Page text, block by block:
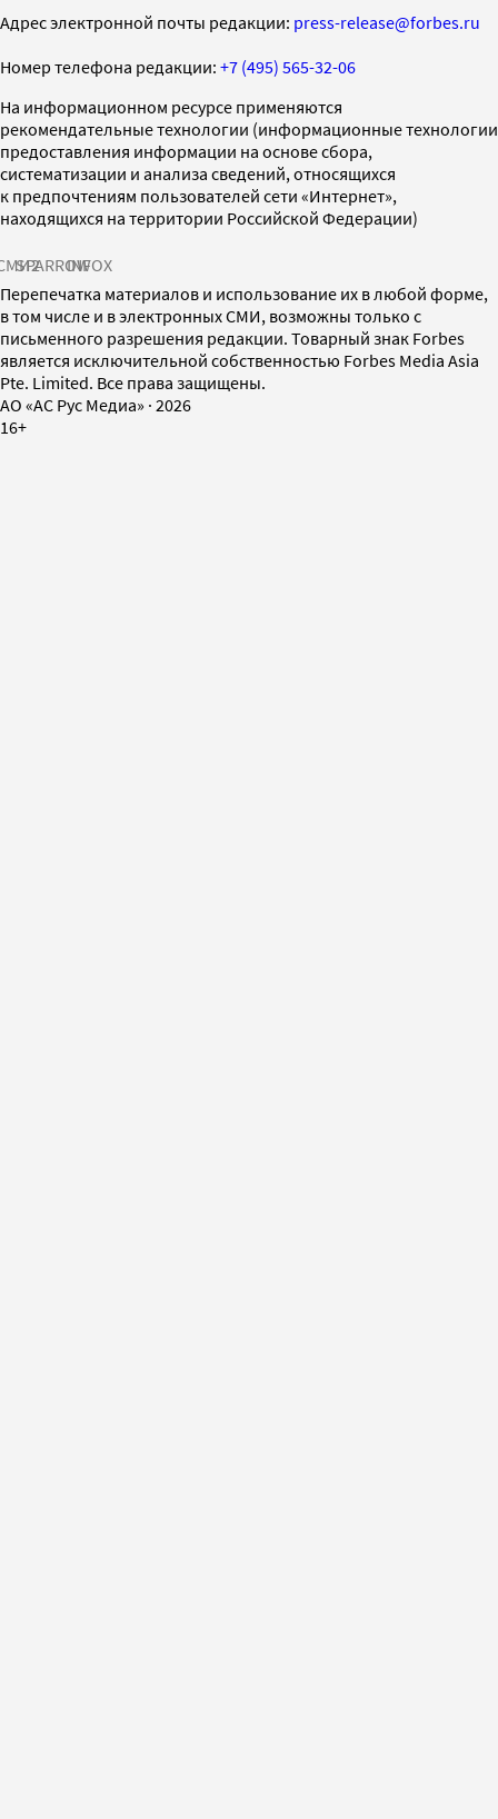
Адрес электронной почты редакции: press-release@forbes.ru
Номер телефона редакции: +7 (495) 565-32-06
На информационном ресурсе применяются
рекомендательные технологии (информационные технологии
предоставления информации на основе сбора,
систематизации и анализа сведений, относящихся
к предпочтениям пользователей сети «Интернет»,
находящихся на территории Российской Федерации)
SPARROWINFOX
Перепечатка материалов и использование их в любой форме,
в том числе и в электронных СМИ, возможны только с
письменного разрешения редакции. Товарный знак Forbes
является исключительной собственностью Forbes Media Asia
Pte. Limited. Все права защищены.
AO «АС Рус Медиа» · 2026
16+